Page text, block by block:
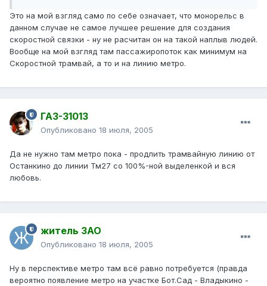
Это на мой взгляд само по себе означает, что монорельс в
данном случае не самое лучшее решение для создания
скоростной связки - ну не расчитан он на такой наплыв людей.
Вообще на мой взгляд там пассажиропоток как минимум на
Скоростной трамвай, а то и на линию метро.
ГАЗ-31013
Опубликовано 18 июля, 2005
Да не нужно там метро пока - продлить трамвайную линию от
Останкино до линии Тм27 со 100%-ной выделенкой и вся
любовь.
житель ЗАО
Опубликовано 18 июля, 2005
Ну в перспективе метро там всё равно потребуется (правда
вероятно появление метро на участке Бот.Сад - Владыкино -